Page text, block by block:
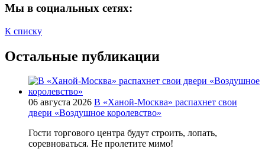
Мы в социальных сетях:
К списку
Остальные публикации
06 августа 2026 В «Ханой-Москва» распахнет свои
двери «Воздушное королевство»
Гости торгового центра будут строить, лопать,
соревноваться. Не пролетите мимо!